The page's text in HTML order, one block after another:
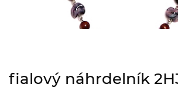
fialový náhrdelník